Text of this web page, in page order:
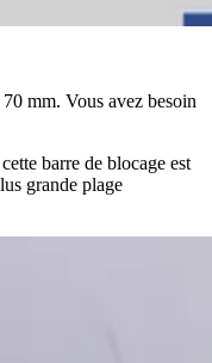
mm. Vous avez besoin
barre de blocage est
grande plage